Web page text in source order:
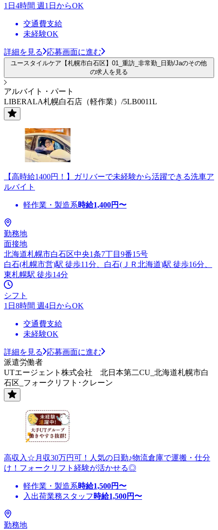
1日4時間 週1日からOK
交通費支給
未経験OK
詳細を見る 応募画面に進む
ユースタイルケア【札幌市白石区】01_重訪_非常勤_日勤/Jaのその他
の求人を見る
アルバイト・パート
LIBERALA札幌白石店（軽作業）/5LB0011L
【高時給1400円！】ガリバーで未経験から活躍できる洗車ア
ルバイト
軽作業・製造系時給1,400円〜
勤務地
面接地
北海道札幌市白石区中央1条7丁目9番15号
白石(札幌市営)駅 徒歩11分、白石(ＪＲ北海道)駅 徒歩16分、
東札幌駅 徒歩14分
シフト
1日8時間 週4日からOK
交通費支給
未経験OK
詳細を見る
応募画面に進む
派遣労働者
UTエージェント株式会社 北日本第二CU_北海道札幌市白
石区_フォークリフト･クレーン
高収入☆月収30万円可！人気の日勤♪物流倉庫で運搬・仕分
け！フォークリフト経験が活かせる◎
軽作業・製造系時給1,500円〜
入出荷業務スタッフ 時給1,500円〜
勤務地